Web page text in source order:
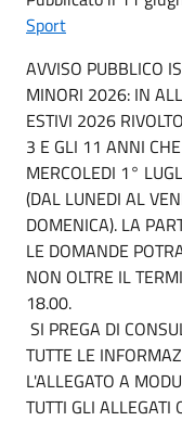
Sport
AVVISO PUBBLICO
MINORI 2026: IN
ESTIVI 2026
3 E GLI 11 ANNI
MERCOLEDI 1°
(DAL LUNEDI AL
DOMENICA). LA
LE DOMANDE
NON OLTRE IL
18.00.
SI PREGA DI
TUTTE LE
L'ALLEGATO A
TUTTI GLI ALLEGATI